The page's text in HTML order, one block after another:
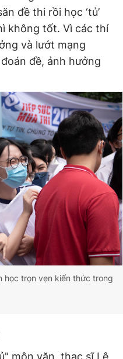
đề thi rồi học ‘tủ’
không tốt. Vì các thí
và lướt mạng
đề, ảnh hưởng
học trọn vẹn kiến thức trong
môn văn, thạc sĩ Lê